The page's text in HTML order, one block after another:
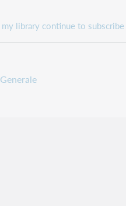
Generale